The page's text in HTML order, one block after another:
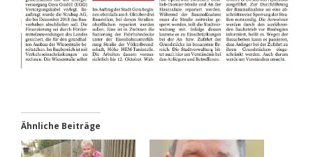
Ähnliche Beiträge